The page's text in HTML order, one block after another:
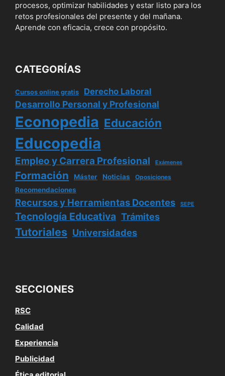
procesos, optimizar habilidades y estar listo para los
retos profesionales del presente y del mañana.
Aprende con eficacia, crece con propósito.
CATEGORÍAS
Cursos online gratis Derecho Laboral
Desarrollo Personal y Profesional
Econopedia Educación
Educopedia
Empleo y Carrera Profesional Exámenes
Formación Máster Noticias Oposiciones
Recomendaciones
Recursos y Herramientas Docentes SEPE
Tecnología Educativa Trámites
Tutoriales Universidades
SECCIONES
RSC
Calidad
Experiencia
Publicidad